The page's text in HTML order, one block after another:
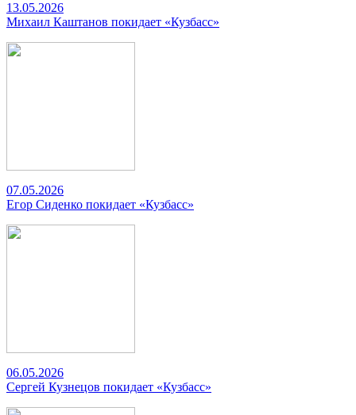
13.05.2026
Михаил Каштанов покидает «Кузбасс»
07.05.2026
Егор Сиденко покидает «Кузбасс»
06.05.2026
Сергей Кузнецов покидает «Кузбасс»